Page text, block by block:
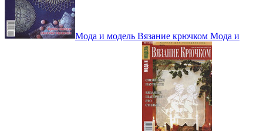
Мода и модель Вязание крючком Мода и